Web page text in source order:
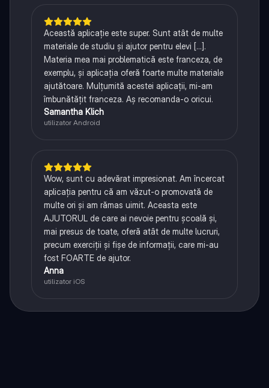
Această aplicație este super. Sunt atât de multe
materiale de studiu și ajutor pentru elevi [...].
Materia mea mai problematică este franceza, de
exemplu, și aplicația oferă foarte multe materiale
ajutătoare. Mulțumită acestei aplicații, mi-am
îmbunătățit franceza. Aș recomanda-o oricui.
Samantha Klich
utilizator Android
Wow, sunt cu adevărat impresionat. Am încercat
aplicația pentru că am văzut-o promovată de
multe ori și am rămas uimit. Aceasta este
AJUTORUL de care ai nevoie pentru școală și,
mai presus de toate, oferă atât de multe lucruri,
precum exerciții și fișe de informații, care mi-au
fost FOARTE de ajutor.
Anna
utilizator iOS